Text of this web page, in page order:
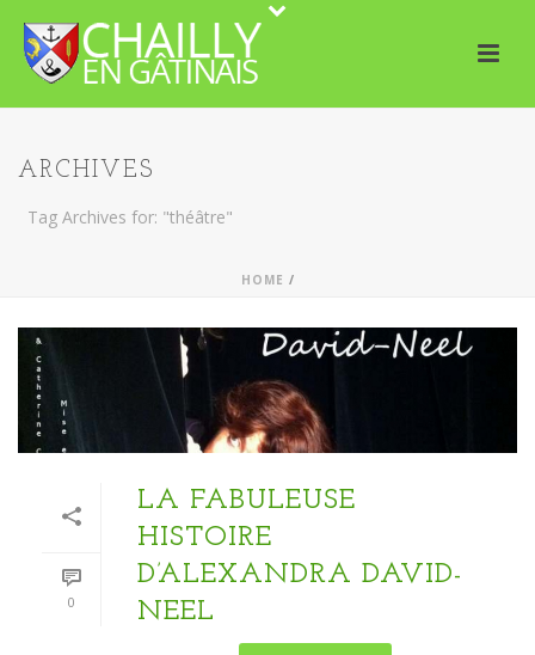
ARCHIVES
Tag Archives for: "théâtre"
HOME /
0
LA FABULEUSE
HISTOIRE
D’ALEXANDRA DAVID-
NEEL